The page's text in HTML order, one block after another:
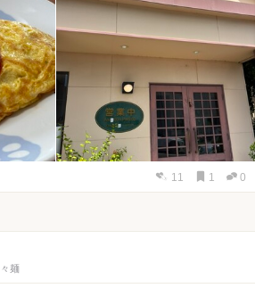
11 1 0
麺